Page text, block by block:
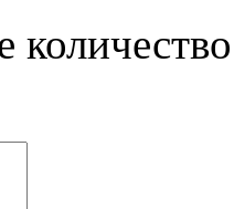
количество